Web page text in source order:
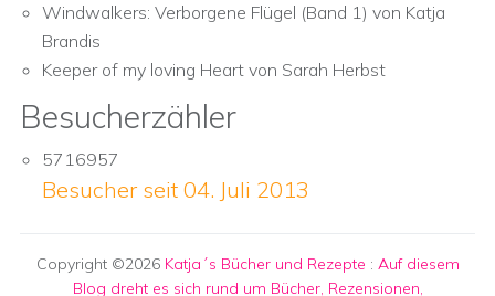
Windwalkers: Verborgene Flügel (Band 1) von Katja
Brandis
Keeper of my loving Heart von Sarah Herbst
Besucherzähler
5716957
Besucher seit 04. Juli 2013
Copyright ©2026 Katja´s Bücher und Rezepte : Auf diesem
Blog dreht es sich rund um Bücher, Rezensionen,